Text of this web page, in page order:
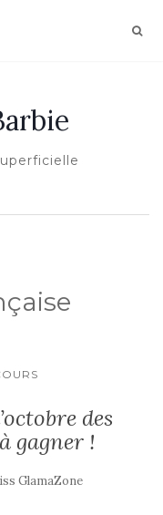
des
gagner !
GlamaZone